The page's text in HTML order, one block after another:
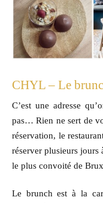
CHYL – Le
C’est une adresse
pas… Rien ne sert de
réservation, le
réserver plusieurs jours
le plus convoité de
Le brunch est à la